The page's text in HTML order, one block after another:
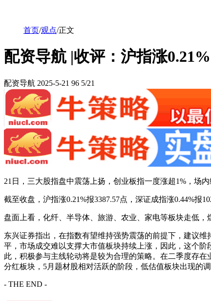
首页/观点/正文
配资导航 |收评：沪指涨
配资导航 2025-5-21 96 5/21
21日，三大股指盘中震荡上扬，创业板指一度涨超1%，场内
截至收盘，沪指涨0.21%报3387.57点，深证成指涨0.44%报
盘面上看，化纤、半导体、旅游、农业、家电等板块走低
东兴证券指出，在指数有望维持强势震荡的前提下，建议
平，市场成交难以支撑大市值板块持续上涨，因此，这个
此，积极参与主线轮动将是较为合理的策略。在二季度存
分红板块，5月题材股相对活跃的阶段，低估值板块出现的
- THE END -